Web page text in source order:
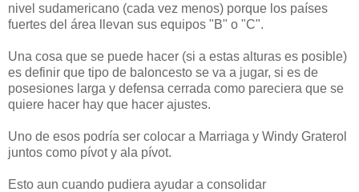
nivel sudamericano (cada vez menos) porque los países
fuertes del área llevan sus equipos "B" o "C".
Una cosa que se puede hacer (si a estas alturas es posible)
es definir que tipo de baloncesto se va a jugar, si es de
posesiones larga y defensa cerrada como pareciera que se
quiere hacer hay que hacer ajustes.
Uno de esos podría ser colocar a Marriaga y Windy Graterol
juntos como pívot y ala pívot.
Esto aun cuando pudiera ayudar a consolidar